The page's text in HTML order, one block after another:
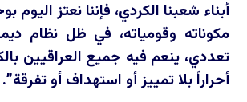
أبناء شعبنا الكردي، فإننا نعتز اليوم
مكوناته وقومياته، في ظل نظام
تعددي، ينعم فيه جميع العراقيين
أحراراً بلا تمييز أو استهداف أو تفرقة”.